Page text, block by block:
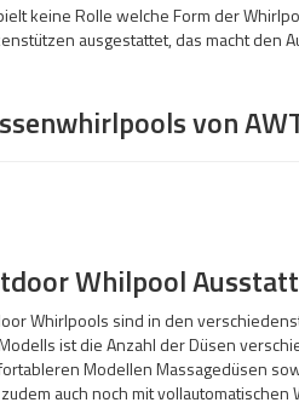
keine Rolle welche Form der
ausgestattet, das macht den
von
Whilpool
Whirlpools sind in den
ist die Anzahl der Düsen
Modellen Massagedüsen
auch noch mit